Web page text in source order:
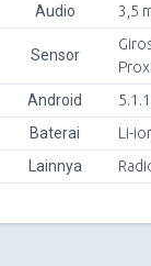
Audio
3,5
Sensor
Android
Baterai
Li-
Lainnya